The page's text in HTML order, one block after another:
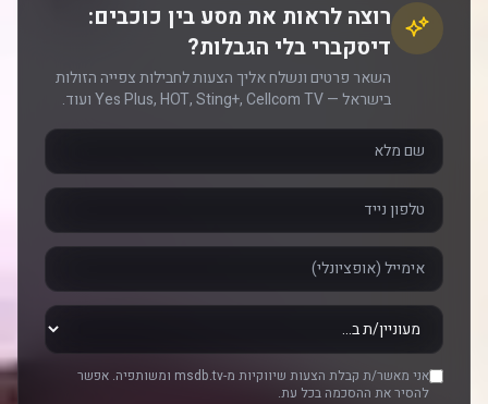
רוצה לראות את מסע בין כוכבים:
דיסקברי בלי הגבלות?
השאר פרטים ונשלח אליך הצעות לחבילות צפייה הזולות
בישראל — Yes Plus, HOT, Sting+, Cellcom TV ועוד.
אני מאשר/ת קבלת הצעות שיווקיות מ-msdb.tv ומשותפיה. אפשר
להסיר את ההסכמה בכל עת.